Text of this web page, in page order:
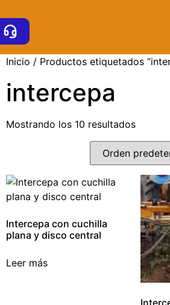
Inicio / Productos etiquetados
intercepa
Mostrando los 10 resultados
Intercepa con cuchilla
plana y disco central
Leer más